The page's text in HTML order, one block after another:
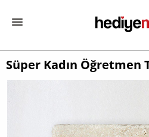
Süper Kadın Öğretmen